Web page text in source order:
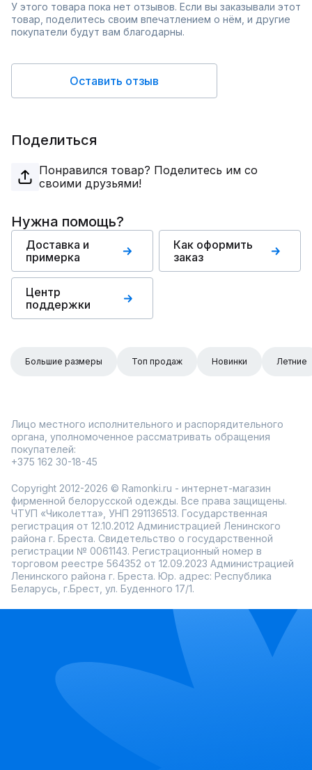
У этого товара пока нет отзывов. Если вы заказывали этот
товар, поделитесь своим впечатлением о нём, и другие
покупатели будут вам благодарны.
Оставить отзыв
Поделиться
Понравился товар? Поделитесь им со
своими друзьями!
Нужна помощь?
Доставка и
примерка
Как оформить
заказ
Центр
поддержки
Большие размеры Топ продаж Новинки Летние
Лицо местного исполнительного и распорядительного
органа, уполномоченное рассматривать обращения
покупателей:
+375 162 30-18-45
Copyright 2012-2026 © Ramonki.ru - интернет-магазин
фирменной белорусской одежды. Все права защищены.
ЧТУП «Чиколетта», УНП 291136513. Государственная
регистрация от 12.10.2012 Администрацией Ленинского
района г. Бреста. Свидетельство о государственной
регистрации № 0061143. Регистрационный номер в
торговом реестре 564352 от 12.09.2023 Администрацией
Ленинского района г. Бреста. Юр. адрес: Республика
Беларусь, г.Брест, ул. Буденного 17/1.